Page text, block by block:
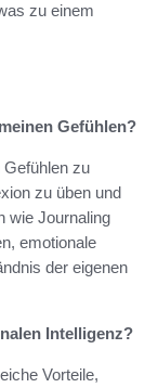
zu einem
Gefühlen?
Gefühlen zu
zu üben und
wie Journaling
emotionale
der eigenen
Intelligenz?
Vorteile,